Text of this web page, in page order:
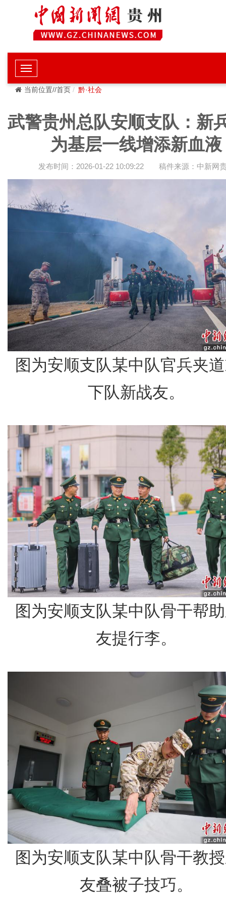
当前位置//首页 黔·社会
武警贵州总队安顺支队：新
为基层一线增添新血液
发布时间：2026-01-22 10:09:22 稿件来源：中新网
图为安顺支队某中队官兵夹
下队新战友。
图为安顺支队某中队骨干帮
友提行李。
图为安顺支队某中队骨干教
友叠被子技巧。